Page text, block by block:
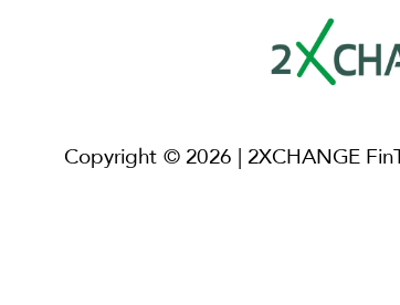
Copyright © 2026 | 2XCHANGE